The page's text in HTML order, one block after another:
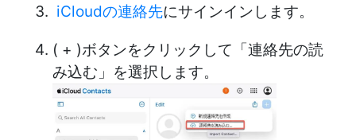
iCloudの連絡先にサインインします。
( + )ボタンをクリックして「連絡先の読
み込む」を選択します。